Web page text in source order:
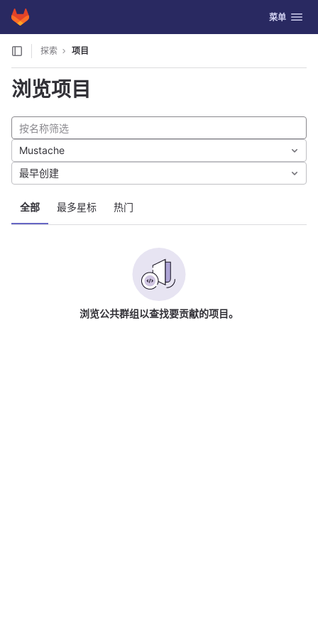
Skip to content
GitLab 切换导航
菜单
探索 项目
浏览项目
全部 最多星标 热门
Mustache
最早创建
浏览公共群组以查找要贡献的项目。